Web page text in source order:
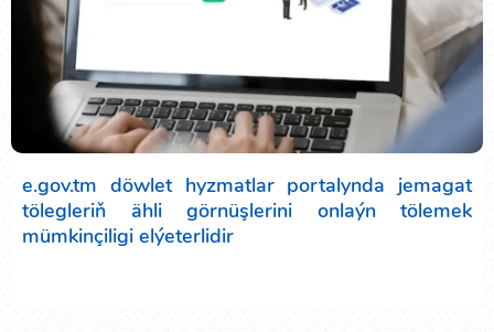
e.gov.tm döwlet hyzmatlar portalynda jemagat
tölegleriň ähli görnüşlerini onlaýn tölemek
mümkinçiligi elýeterlidir